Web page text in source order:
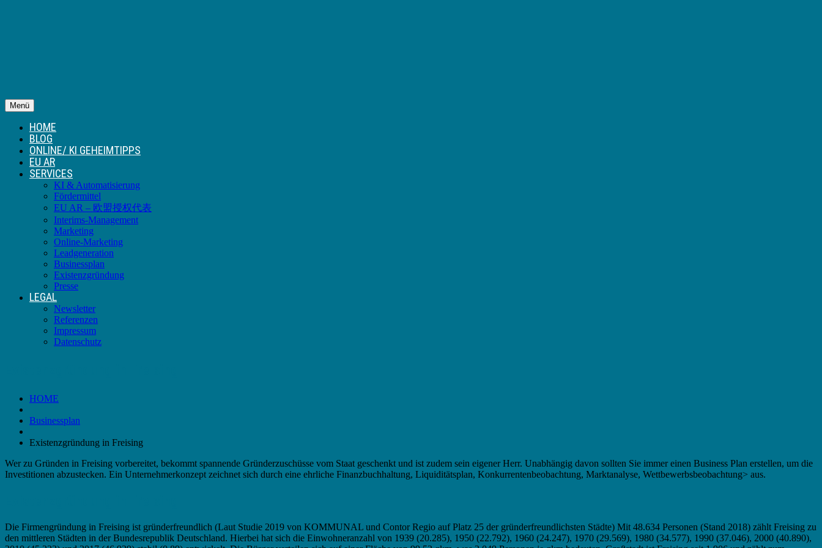
Menü
HOME
BLOG
ONLINE/ KI GEHEIMTIPPS
EU AR
SERVICES
KI & Automatisierung
Fördermittel
EU AR – 欧盟授权代表
Interims-Management
Marketing
Online-Marketing
Leadgeneration
Businessplan
Existenzgründung
Presse
LEGAL
Newsletter
Referenzen
Impressum
Datenschutz
HOME
Businessplan
Existenzgründung in Freising
Wer zu Gründen in Freising vorbereitet, bekommt spannende Gründerzuschüsse vom Staat geschenkt und ist zudem sein eigener Herr. Unabhängig davon sollten Sie immer einen Business Plan erstellen, um die
Investitionen abzustecken. Ein Unternehmerkonzept zeichnet sich durch eine ehrliche Finanzbuchhaltung, Liquiditätsplan, Konkurrentenbeobachtung, Marktanalyse, Wettbewerbsbeobachtung> aus.
Die Firmengründung in Freising ist gründerfreundlich (Laut Studie 2019 von KOMMUNAL und Contor Regio auf Platz 25 der gründerfreundlichsten Städte) Mit 48.634 Personen (Stand 2018) zählt Freising zu
den mittleren Städten in der Bundesrepublik Deutschland. Hierbei hat sich die Einwohneranzahl von 1939 (20.285), 1950 (22.792), 1960 (24.247), 1970 (29.569), 1980 (34.577), 1990 (37.046), 2000 (40.890),